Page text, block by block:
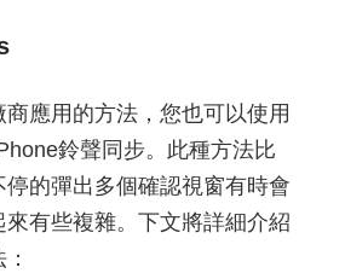
商應用的方法，您也可以使用
鈴聲同步。此種方法比
的彈出多個確認視窗有時會
有些複雜。下文將詳細介紹